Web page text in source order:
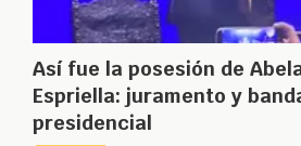
Así fue la posesión de
Espriella: juramento y
presidencial